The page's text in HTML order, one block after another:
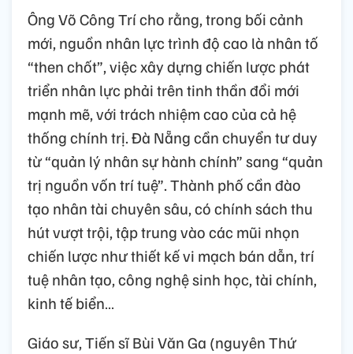
Ông Võ Công Trí cho rằng, trong bối cảnh
mới, nguồn nhân lực trình độ cao là nhân tố
“then chốt”, việc xây dựng chiến lược phát
triển nhân lực phải trên tinh thần đổi mới
mạnh mẽ, với trách nhiệm cao của cả hệ
thống chính trị. Đà Nẵng cần chuyển tư duy
từ “quản lý nhân sự hành chính” sang “quản
trị nguồn vốn trí tuệ”. Thành phố cần đào
tạo nhân tài chuyên sâu, có chính sách thu
hút vượt trội, tập trung vào các mũi nhọn
chiến lược như thiết kế vi mạch bán dẫn, trí
tuệ nhân tạo, công nghệ sinh học, tài chính,
kinh tế biển…
Giáo sư, Tiến sĩ Bùi Văn Ga (nguyên Thứ